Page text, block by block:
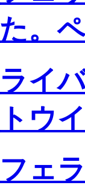
た。
ライ
トウ
フェ